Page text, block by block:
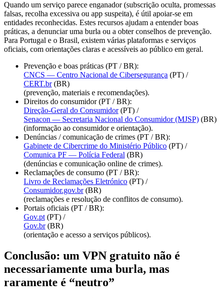
falsas, recolha excessiva ou app suspeita), é útil apoiar-se em
entidades reconhecidas. Estes recursos ajudam a entender boas
práticas, a denunciar uma burla ou a obter conselhos de prevenção.
Para Portugal e o Brasil, existem várias plataformas e serviços
oficiais, com orientações claras e acessíveis ao público em geral.
CNCS — Centro Nacional de Cibersegurança
CERT.br(BR)
(prevenção, materiais e recomendações).
Direitos do consumidor (PT / BR):
Direção-Geral do Consumidor(PT) /
Senacon — Secretaria Nacional do Consumidor (MJSP)
(informação ao consumidor e orientação).
Denúncias / comunicação de crimes (PT / BR):
Gabinete de Cibercrime do Ministério Público(PT) /
Comunica PF — Polícia Federal(BR)
(denúncias e comunicação online de crimes).
Reclamações de consumo (PT / BR):
Livro de Reclamações Eletrónico(PT) /
Consumidor.gov.br(BR)
(reclamações e resolução de conflitos de consumo).
Portais oficiais (PT / BR):
Gov.pt (PT) /
Gov.br (BR)
(orientação e acesso a serviços públicos).
necessariamente uma burla, mas
raramente é “neutro”